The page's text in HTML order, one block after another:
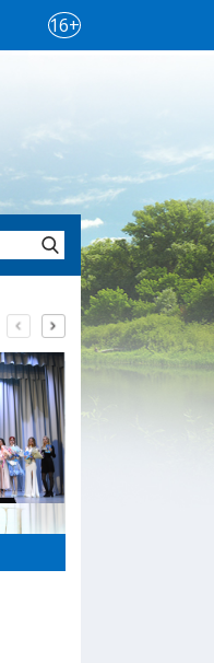
16+